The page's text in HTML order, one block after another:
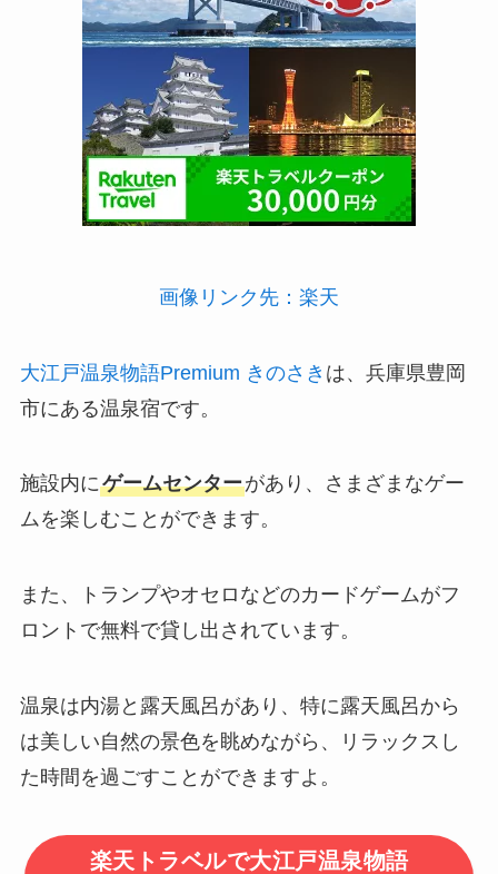
画像リンク先：楽天
大江戸温泉物語Premium きのさき は、兵庫県豊岡
市にある温泉宿です。
施設内にゲームセンターがあり、さまざまなゲー
ムを楽しむことができます。
また、トランプやオセロなどのカードゲームがフ
ロントで無料で貸し出されています。
温泉は内湯と露天風呂があり、特に露天風呂から
は美しい自然の景色を眺めながら、リラックスし
た時間を過ごすことができますよ。
楽天トラベルで大江戸温泉物語